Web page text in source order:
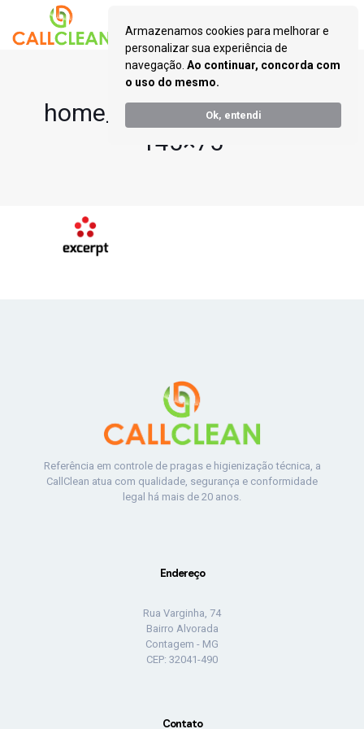
Armazenamos cookies para melhorar e
personalizar sua experiência de
navegação. Ao continuar, concorda com
o uso do mesmo.
Ok, entendi
home_betheme_client_2-
145×75
Referência em controle de pragas e higienização técnica, a
CallClean atua com qualidade, segurança e conformidade
legal há mais de 20 anos.
Endereço
Rua Varginha, 74
Bairro Alvorada
Contagem - MG
CEP: 32041-490
Contato